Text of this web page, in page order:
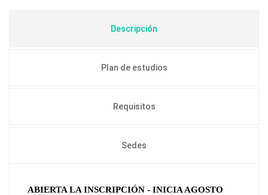
Descripción
Plan de estudios
Requisitos
Sedes
ABIERTA LA INSCRIPCIÓN - INICIA AGOSTO